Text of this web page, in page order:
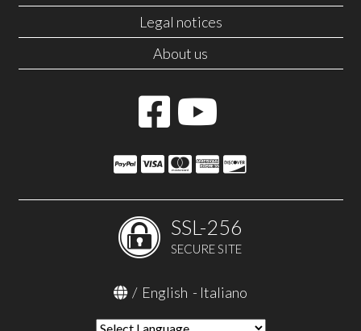
Legal notices
About us
SSL-256
SECURE SITE
/ English - Italiano